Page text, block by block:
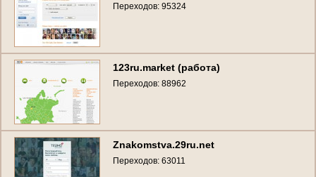
Переходов: 95324
123ru.market (работа)
Переходов: 88962
Znakomstva.29ru.net
Переходов: 63011